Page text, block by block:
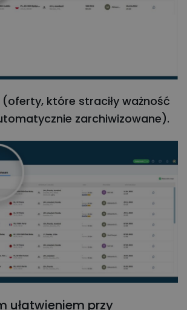
(oferty, które straciły ważność
zarchiwizowane).
ułatwieniem przy